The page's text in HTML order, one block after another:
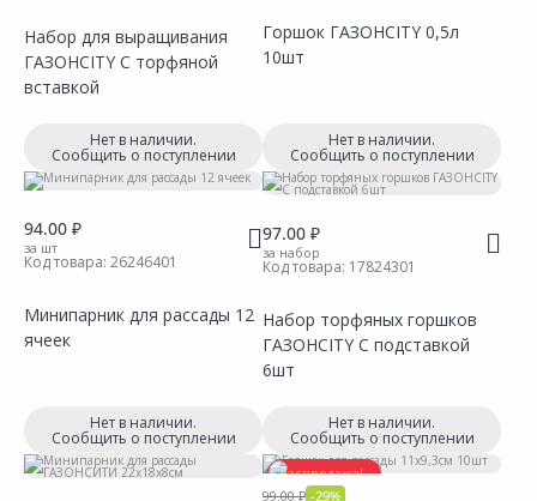
Набор для выращивания
ГАЗОНCITY С торфяной
вставкой
Нет в наличии.
Сообщить о поступлении
Горшок ГАЗОНCITY 0,5л
10шт
Нет в наличии.
Сообщить о поступлении
94.00 ₽
за шт
Код товара: 26246401
Минипарник для рассады 12
ячеек
Нет в наличии.
Сообщить о поступлении
97.00 ₽
за набор
Код товара: 17824301
Набор торфяных горшков
ГАЗОНCITY С подставкой
6шт
Нет в наличии.
Сообщить о поступлении
Распродажа!
99.00 ₽ -29%